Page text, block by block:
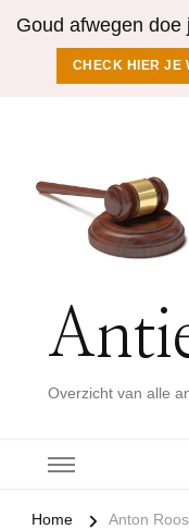
Goud afwegen
CHECK HIER JE
Overzicht van alle
Home Anton